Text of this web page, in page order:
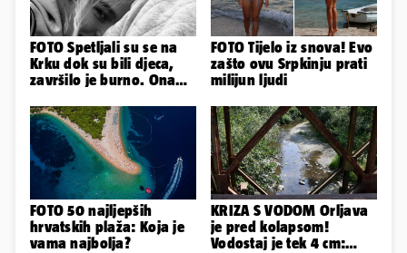
FOTO Spetljali su se na
Krku dok su bili djeca,
završilo je burno. Ona
FOTO Tijelo iz snova! Evo
zašto ovu Srpkinju prati
milijun ljudi
FOTO 50 najljepših
hrvatskih plaža: Koja je
vama najbolja?
KRIZA S VODOM Orljava
je pred kolapsom!
Vodostaj je tek 4 cm: